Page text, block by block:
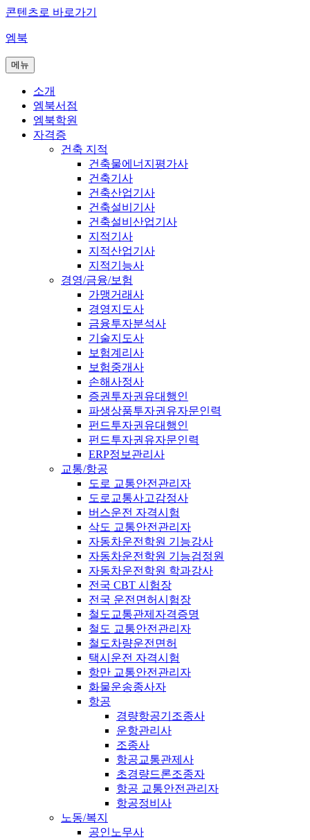
콘텐츠로 바로가기
엠북
메뉴
소개
엠북서점
엠북학원
자격증
건축 지적
건축물에너지평가사
건축기사
건축산업기사
건축설비기사
건축설비산업기사
지적기사
지적산업기사
지적기능사
경영/금융/보험
가맹거래사
경영지도사
금융투자분석사
기술지도사
보험계리사
보험중개사
손해사정사
증권투자권유대행인
파생상품투자권유자문인력
펀드투자권유대행인
펀드투자권유자문인력
ERP정보관리사
교통/항공
도로 교통안전관리자
도로교통사고감정사
버스운전 자격시험
삭도 교통안전관리자
자동차운전학원 기능강사
자동차운전학원 기능검정원
자동차운전학원 학과강사
전국 CBT 시험장
전국 운전면허시험장
철도교통관제자격증명
철도 교통안전관리자
철도차량운전면허
택시운전 자격시험
항만 교통안전관리자
화물운송종사자
항공
경량항공기조종사
운항관리사
조종사
항공교통관제사
초경량드론조종자
항공 교통안전관리자
항공정비사
노동/복지
공인노무사